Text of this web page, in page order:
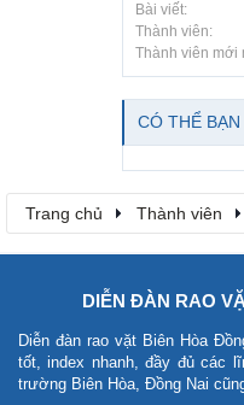
Bài viết:
Thành viên:
Thành viên mới
CÓ THỂ
Trang chủ Thành viên
DIỄN ĐÀN RAO
Diễn đàn rao vặt Biên Hòa
tốt, index nhanh, đầy đủ các
trường Biên Hòa, Đồng Nai